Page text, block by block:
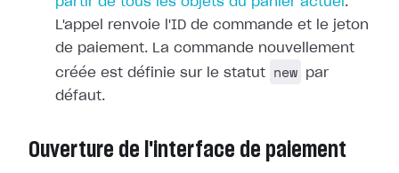
L'appel renvoie l'ID de commande et le jeton
de paiement. La commande nouvellement
créée est définie sur le statut
new
par
défaut.
Ouverture de l'interface de paiement